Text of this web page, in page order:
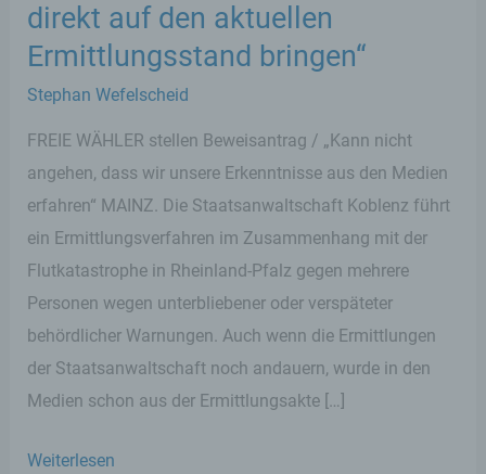
direkt auf den aktuellen
Ermittlungsstand bringen“
Stephan Wefelscheid
FREIE WÄHLER stellen Beweisantrag / „Kann nicht
angehen, dass wir unsere Erkenntnisse aus den Medien
erfahren“ MAINZ. Die Staatsanwaltschaft Koblenz führt
ein Ermittlungsverfahren im Zusammenhang mit der
Flutkatastrophe in Rheinland-Pfalz gegen mehrere
Personen wegen unterbliebener oder verspäteter
behördlicher Warnungen. Auch wenn die Ermittlungen
der Staatsanwaltschaft noch andauern, wurde in den
Medien schon aus der Ermittlungsakte […]
Wefelscheid:
Weiterlesen